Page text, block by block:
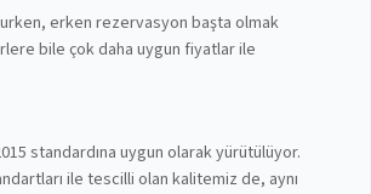
erken rezervasyon başta olmak
bile çok daha uygun fiyatlar ile
standardına uygun olarak yürütülüyor.
ile tescilli olan kalitemiz de, aynı